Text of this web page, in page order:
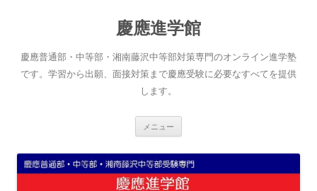
へ
ス
キ
慶應進学館
慶應普通部・中等部・湘南藤沢中等部対策専門のオンライン進学塾
です。学習から出願、面接対策まで慶應受験に必要なすべてを提供
します。
メニュー